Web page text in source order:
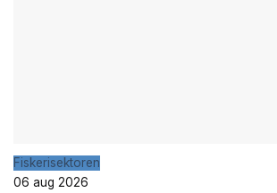
Fiskerisektoren
06 aug 2026